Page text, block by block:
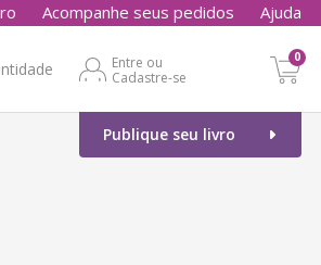
Acompanhe seus pedidos Ajuda
Entre ou
Cadastre-se
0
Publique seu livro